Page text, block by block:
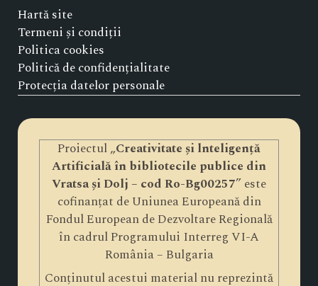
Hartă site
Termeni și condiții
Politica cookies
Politică de confidențialitate
Protecția datelor personale
Proiectul „Creativitate și lnteligență
Artificială în bibliotecile publice din
Vratsa și Dolj – cod Ro-Bg00257” este
cofinanțat de Uniunea Europeană din
Fondul European de Dezvoltare Regională
în cadrul Programului Interreg VI-A
România – Bulgaria
Conținutul acestui material nu reprezintă